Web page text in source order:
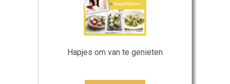
Hapjes om van te genieten